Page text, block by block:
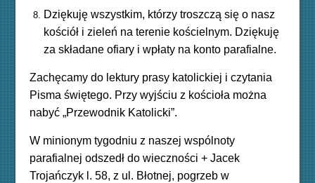
Dziękuję wszystkim, którzy troszczą się o nasz
kościół i zieleń na terenie kościelnym. Dziękuję
za składane ofiary i wpłaty na konto parafialne.
Zachęcamy do lektury prasy katolickiej i czytania
Pisma świętego. Przy wyjściu z kościoła można
nabyć „Przewodnik Katolicki”.
W minionym tygodniu z naszej wspólnoty
parafialnej odszedł do wieczności + Jacek
Trojańczyk l. 58, z ul. Błotnej, pogrzeb w